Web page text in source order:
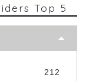
Top 5
212